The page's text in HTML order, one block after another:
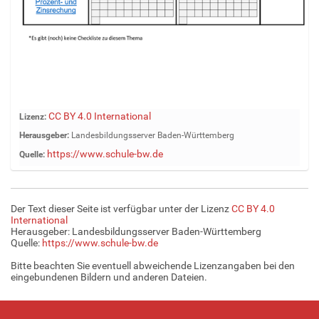
Z
e
g
e
B
l
d
i
v
l
Lizenz: CC BY 4.0 International
Herausgeber: Landesbildungsserver Baden-Württemberg
Quelle: https://www.schule-bw.de
Der Text dieser Seite ist verfügbar unter der LizenzCC BY 4.0
International
Herausgeber: Landesbildungsserver Baden-Württemberg
Quelle: https://www.schule-bw.de
Bitte beachten Sie eventuell abweichende Lizenzangaben bei den
eingebundenen Bildern und anderen Dateien.